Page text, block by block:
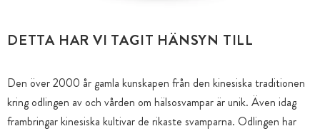
DETTA HAR VI TAGIT HÄNSYN TILL
Den över 2000 år gamla kunskapen från den kinesiska traditionen
kring odlingen av och vården om hälsosvampar är unik. Även idag
frambringar kinesiska kultivar de rikaste svamparna. Odlingen har